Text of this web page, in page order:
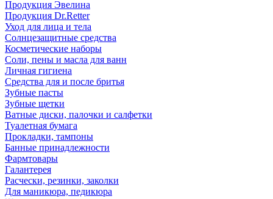
Продукция Эвелина
Продукция Dr.Retter
Уход для лица и тела
Солнцезащитные средства
Косметические наборы
Соли, пены и масла для ванн
Личная гигиена
Средства для и после бритья
Зубные пасты
Зубные щетки
Ватные диски, палочки и салфетки
Туалетная бумага
Прокладки, тампоны
Банные принадлежности
Фармтовары
Галантерея
Расчески, резинки, заколки
Для маникюра, педикюра